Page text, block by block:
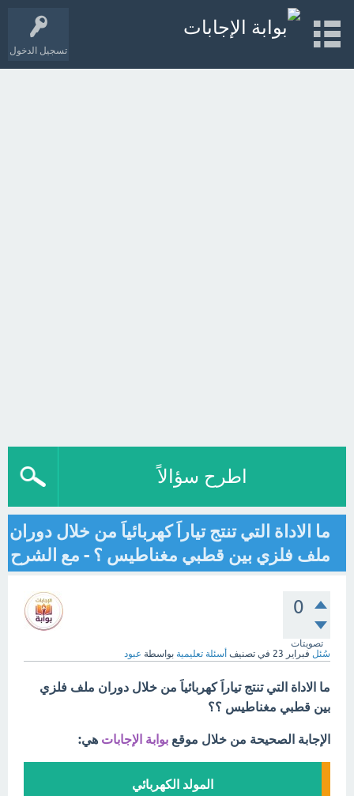
تسجيل الدخول
اطرح سؤالاً
ما الاداة التي تنتج تياراَ كهربائياَ من خلال دوران
ملف فلزي بين قطبي مغناطيس ؟ - مع الشرح
0
تصويتات
سُئل فبراير 23 في تصنيف أسئلة تعليمية بواسطة عبود
ما الاداة التي تنتج تياراَ كهربائياَ من خلال دوران ملف فلزي
بين قطبي مغناطيس ؟؟
الإجابة الصحيحة من خلال موقع بوابة الإجابات هي:
المولد الكهربائي